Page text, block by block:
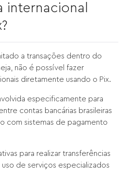
internacional
a transações dentro do
não é possível fazer
diretamente usando o Pix.
especificamente para
contas bancárias brasileiras
com sistemas de pagamento
para realizar transferências
de serviços especializados